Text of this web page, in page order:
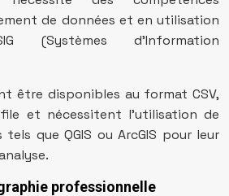
de données et en utilisation
(Systèmes d’Information
être disponibles au format CSV,
et nécessitent l’utilisation de
que QGIS ou ArcGIS pour leur
professionnelle